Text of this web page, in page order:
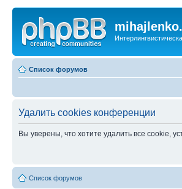
Список форумов
Удалить cookies конференции
Вы уверены, что хотите удалить все cookie,
Список форумов